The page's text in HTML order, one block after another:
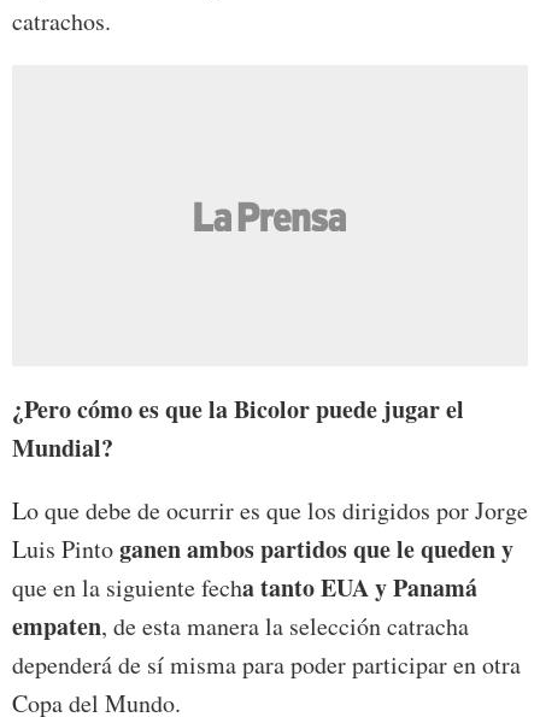
catrachos.
¿Pero cómo es que la Bicolor puede jugar el
Mundial?
Lo que debe de ocurrir es que los dirigidos por Jorge
Luis Pintoganen ambos partidos que le queden y
que en la siguiente fecha tanto EUA y Panamá
empaten, de esta manera la selección catracha
dependerá de sí misma para poder participar en otra
Copa del Mundo.